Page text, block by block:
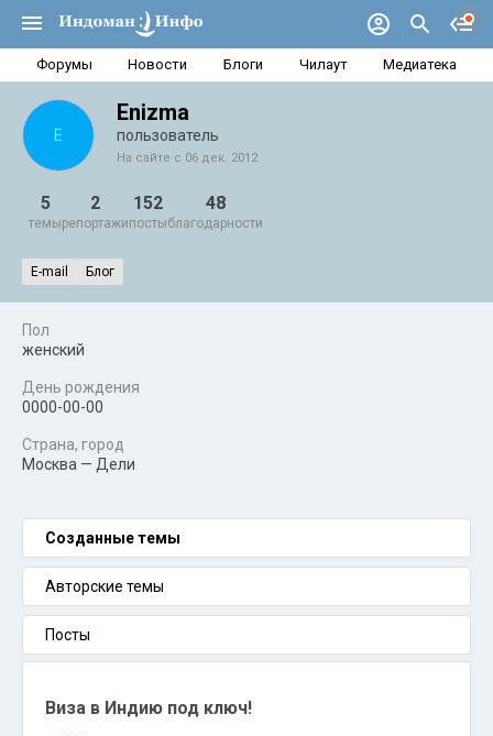
Форумы Новости Блоги Чилаут Медиатека
E
Enizma
пользователь
На сайте с 06 дек. 2012
5
темы
2
репортажи
152
посты
48
благодарности
E-mail Блог
Пол
женский
День рождения
0000-00-00
Страна, город
Москва — Дели
Созданные темы
Авторские темы
Посты
Виза в Индию под ключ!